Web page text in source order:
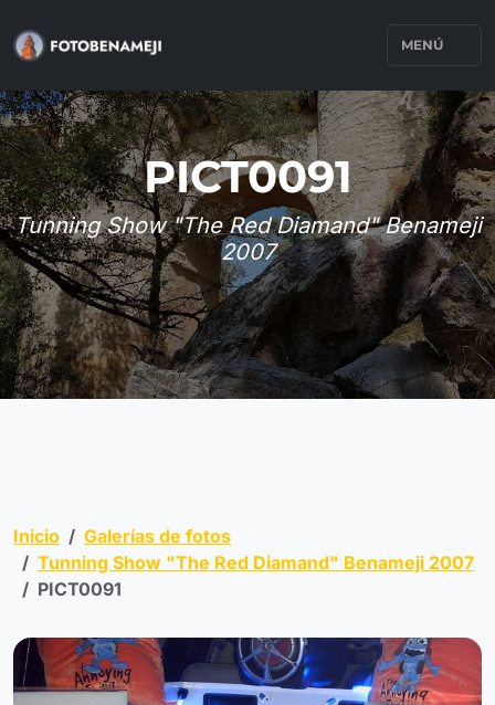
MENÚ
PICT0091
Tunning Show "The Red Diamand" Benameji
2007
Inicio
Galerías de fotos
Tunning Show "The Red Diamand" Benameji 2007
PICT0091